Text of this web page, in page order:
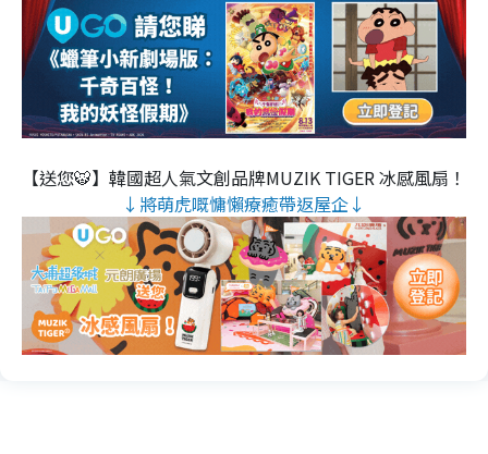
【送您🐯】韓國超人氣文創品牌MUZIK TIGER 冰感風扇！
↓將萌虎嘅慵懶療癒帶返屋企↓